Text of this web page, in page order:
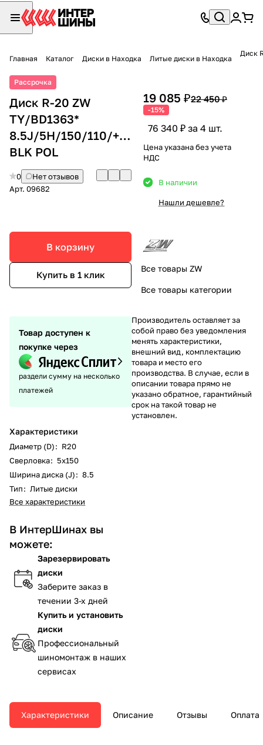
Главная Каталог Диски в Находка Литые диски в Находка
Диск
Рассрочка
Диск R-20 ZW
TY/BD1363*
8.5J/5H/150/110/+40
BLK POL
0
Нет отзывов
Арт. 09682
В корзину
Купить в 1 клик
Товар доступен к
покупке через
раздели сумму на несколько
платежей
Характеристики
Диаметр (D): R20
Сверловка: 5х150
Ширина диска (J): 8.5
Тип: Литые диски
Все характеристики
В ИнтерШинах вы
можете:
Зарезервировать
диски
Заберите заказ в
течении 3-х дней
Купить и установить
диски
Профессиональный
шиномонтаж в наших
сервисах
19 085 ₽22 450 ₽
-15%
76 340 ₽ за 4 шт.
Цена указана без учета
НДС
В наличии
Нашли дешевле?
Все товары ZW
Все товары категории
Производитель оставляет за
собой право без уведомления
менять характеристики,
внешний вид, комплектацию
товара и место его
производства. В случае, если в
описании товара прямо не
указано обратное, гарантийный
срок на такой товар не
установлен.
Характеристики Описание Отзывы Оплата